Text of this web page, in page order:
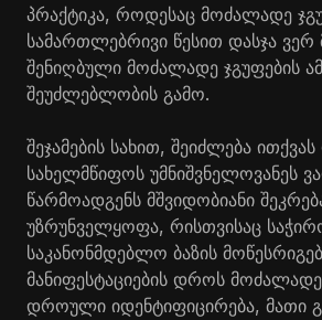
პრაქტიკა, როდესაც მოძალადე
სამართლებრივი წესით დასჯა
შენიღბული მოძალადე ჯგუფების
შეუძლებლობის გამო.
შეჯამების სახით, შეიძლება
სახელმწიფოს უმნიშვნელოვანეს
წარმოადგენს მშვიდობიანი
უზრუნველყოფა, რისთვისაც
საკანონმდებლო ბაზის
მანიფესტაციების დროს მოძალადე
დროული იდენტიფიცირება, მათი